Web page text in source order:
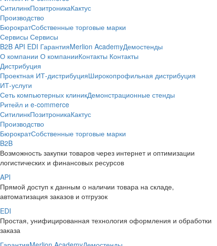
СитилинкПозитроникаКактус
Производство
БюрократСобственные торговые марки
Сервисы Сервисы
B2B API EDI ГарантияMerlion AcademyДемостенды
О компании О компанииКонтакты Контакты
Дистрибуция
Проектная ИТ-дистрибуцияШирокопрофильная дистрибуция
ИТ-услуги
Сеть компьютерных клиникДемонстрационные стенды
Ритейл и e-commerce
СитилинкПозитроникаКактус
Производство
БюрократСобственные торговые марки
B2B
Возможность закупки товаров через интернет и оптимизации
логистических и финансовых ресурсов
API
Прямой доступ к данным о наличии товара на складе,
автоматизация заказов и отгрузок
EDI
Простая, унифицированная технология оформления и обработки
заказа